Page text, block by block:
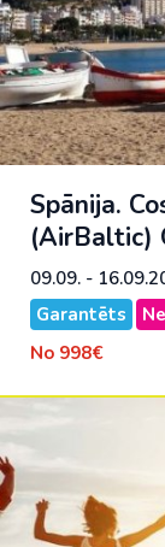
Spānija.
(AirBaltic)
09.09. -
Garantēts
No 998€